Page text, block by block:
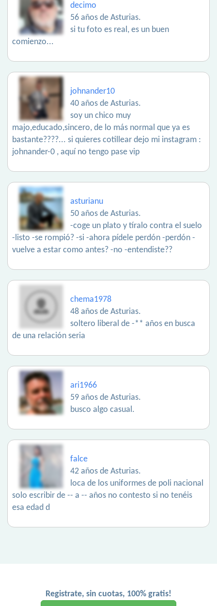
decimo
56 años de Asturias.
si tu foto es real, es un buen
comienzo...
johnander10
40 años de Asturias.
soy un chico muy
majo,educado,sincero, de lo más normal que ya es
bastante????... si quieres cotillear dejo mi instagram :
johnander-0 , aquí no tengo pase vip
asturianu
50 años de Asturias.
-coge un plato y tíralo contra el suelo
-listo -se rompió? -si -ahora pídele perdón -perdón -
vuelve a estar como antes? -no -entendiste??
chema1978
48 años de Asturias.
soltero liberal de -** años en busca
de una relación seria
ari1966
59 años de Asturias.
busco algo casual.
falce
42 años de Asturias.
loca de los uniformes de poli nacional
solo escribir de -- a -- años no contesto si no tenéis
esa edad d
Registrate, sin cuotas, 100% gratis!